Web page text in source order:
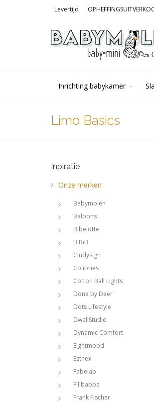
Levertijd
Inrichting babykamer
Limo Basics
Inpiratie
Onze merken
Babymolen
Baloons
Bibelotte
BiBiB
Cindysign
Colibries
Cotton Ball Lights
Done by Deer
Dots Lifestyle
DwellStudio
Dynamic Comfort
Eightmood
Esthex
Fabelab
Filibabba
Frank Fischer